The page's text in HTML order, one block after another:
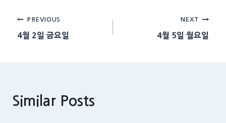
Post
navigation
PREVIOUS
4월 2일 금요일
NEXT
4월 5일 월요일
Similar Posts